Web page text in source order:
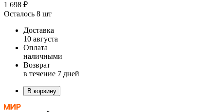
1 698 ₽
Осталось 8 шт
Доставка
10 августа
Оплата
наличными
Возврат
в течение 7 дней
В корзину